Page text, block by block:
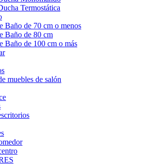
Termostática
Baño de 70 cm o menos
Baño de 80 cm
Baño de 100 cm o más
muebles de salón